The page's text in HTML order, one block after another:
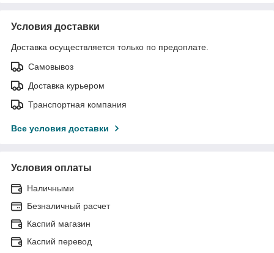
Условия доставки
Доставка осуществляется только по предоплате.
Самовывоз
Доставка курьером
Транспортная компания
Все условия доставки
Условия оплаты
Наличными
Безналичный расчет
Каспий магазин
Каспий перевод